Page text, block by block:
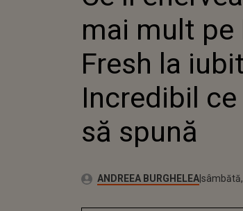
mai mult pe
Fresh la
Incredibil
să spună
Autor:ANDREEA BURGHELEAPublicat:
vineri, 6